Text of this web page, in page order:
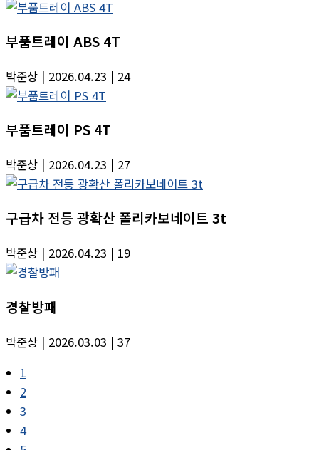
부품트레이 ABS 4T
박준상 | 2026.04.23 | 24
부품트레이 PS 4T
박준상 | 2026.04.23 | 27
구급차 전등 광확산 폴리카보네이트 3t
박준상 | 2026.04.23 | 19
경찰방패
박준상 | 2026.03.03 | 37
1
2
3
4